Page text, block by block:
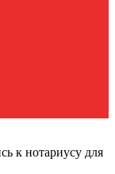
к нотариусу для